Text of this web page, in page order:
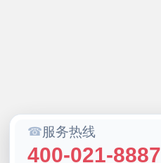
服务热线
400-021-8887